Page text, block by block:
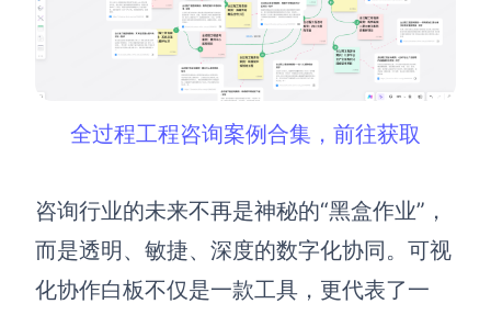
全过程工程咨询案例合集，前往获取
咨询行业的未来不再是神秘的“黑盒作业”，
而是透明、敏捷、深度的数字化协同。可视
化协作白板不仅是一款工具，更代表了一